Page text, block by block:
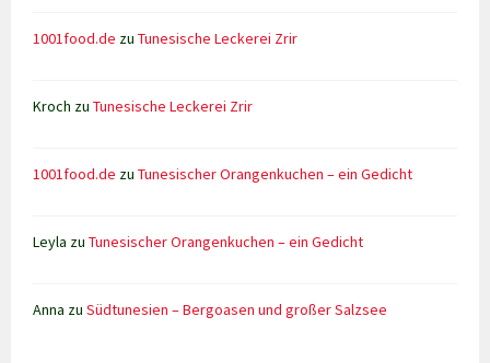
1001food.de zuTunesische Leckerei Zrir
Kroch zuTunesische Leckerei Zrir
1001food.de zuTunesischer Orangenkuchen – ein Gedicht
Leyla zuTunesischer Orangenkuchen – ein Gedicht
Anna zuSüdtunesien – Bergoasen und großer Salzsee